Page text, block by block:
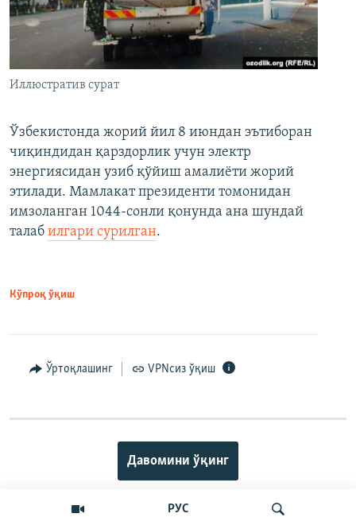
РУС
Иллюстратив сурат
Ўзбекистонда жорий йил 8 июндан эътиборан
чиқиндидан қарздорлик учун электр
энергиясидан узиб қўйиш амалиёти жорий
этилади. Мамлакат президенти томонидан
имзоланган 1044-сонли қонунда ана шундай
талаб илгари сурилган.
Кўпроқ ўқиш
Ўртоқлашинг VPNсиз ўқиш
Давомини ўқинг